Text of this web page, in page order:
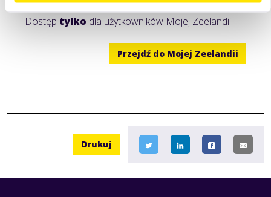
Dostęp tylko dla użytkowników Mojej Zeelandii.
Przejdź do Mojej Zeelandii
Drukuj